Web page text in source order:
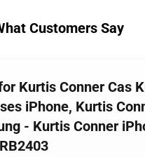
Customers Say
Kurtis Conner Cas
iPhone, Kurtis
- Kurtis Conner